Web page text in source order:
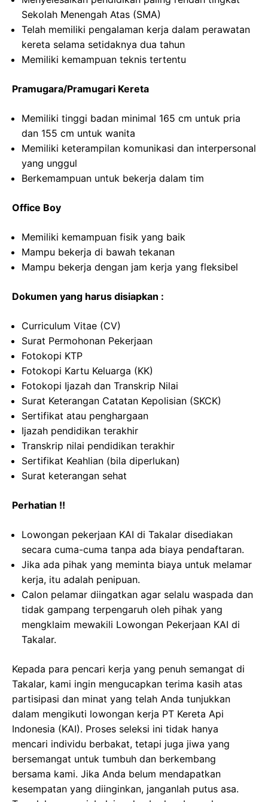
Sekolah Menengah Atas (SMA)
Telah memiliki pengalaman kerja dalam perawatan
kereta selama setidaknya dua tahun
Memiliki kemampuan teknis tertentu
Pramugara/Pramugari Kereta
Memiliki tinggi badan minimal 165 cm untuk pria
dan 155 cm untuk wanita
Memiliki keterampilan komunikasi dan interpersonal
yang unggul
Berkemampuan untuk bekerja dalam tim
Office Boy
Memiliki kemampuan fisik yang baik
Mampu bekerja di bawah tekanan
Mampu bekerja dengan jam kerja yang fleksibel
Dokumen yang harus disiapkan :
Curriculum Vitae (CV)
Surat Permohonan Pekerjaan
Fotokopi KTP
Fotokopi Kartu Keluarga (KK)
Fotokopi Ijazah dan Transkrip Nilai
Surat Keterangan Catatan Kepolisian (SKCK)
Sertifikat atau penghargaan
Ijazah pendidikan terakhir
Transkrip nilai pendidikan terakhir
Sertifikat Keahlian (bila diperlukan)
Surat keterangan sehat
Perhatian !!
Lowongan pekerjaan KAI di Takalar disediakan
secara cuma-cuma tanpa ada biaya pendaftaran.
Jika ada pihak yang meminta biaya untuk melamar
kerja, itu adalah penipuan.
Calon pelamar diingatkan agar selalu waspada dan
tidak gampang terpengaruh oleh pihak yang
mengklaim mewakili Lowongan Pekerjaan KAI di
Takalar.
Kepada para pencari kerja yang penuh semangat di
Takalar, kami ingin mengucapkan terima kasih atas
partisipasi dan minat yang telah Anda tunjukkan
dalam mengikuti lowongan kerja PT Kereta Api
Indonesia (KAI). Proses seleksi ini tidak hanya
mencari individu berbakat, tetapi juga jiwa yang
bersemangat untuk tumbuh dan berkembang
bersama kami. Jika Anda belum mendapatkan
kesempatan yang diinginkan, janganlah putus asa.